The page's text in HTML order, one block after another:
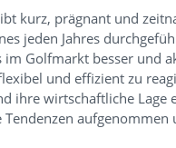
kurz, prägnant und
jeden Jahres
im Golfmarkt besser und
und effizient zu
ihre wirtschaftliche
Tendenzen